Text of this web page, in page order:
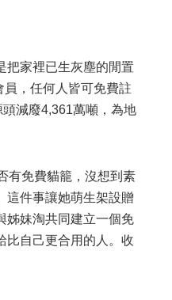
把家裡已生灰塵的閒置
，任何人皆可免費註
減廢4,361萬噸，為地
有免費貓籠，沒想到素
這件事讓她萌生架設贈
姊妹淘共同建立一個免
比自己更合用的人。收